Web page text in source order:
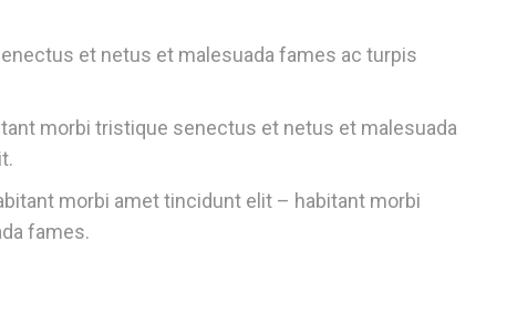
et netus et malesuada fames ac turpis
morbi tristique senectus et netus et malesuada
morbi amet tincidunt elit – habitant morbi
fames.